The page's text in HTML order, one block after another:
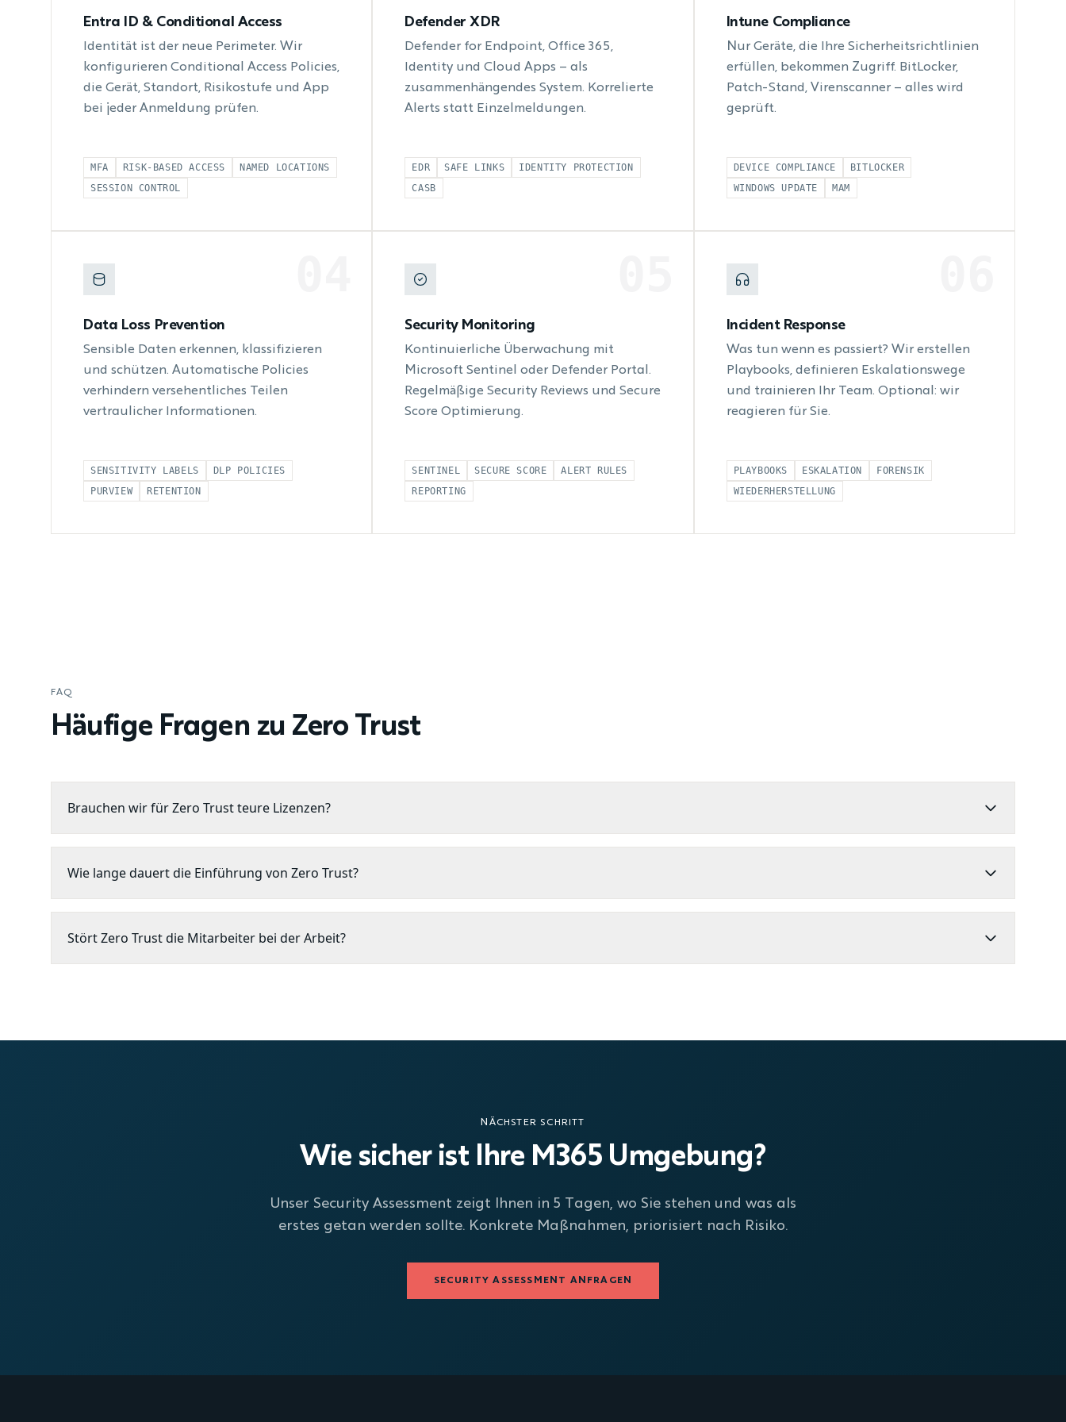
Entra ID & Conditional Access
Identität ist der neue Perimeter. Wir
konfigurieren Conditional Access Policies,
die Gerät, Standort, Risikostufe und App
bei jeder Anmeldung prüfen.
MFA RISK-BASED ACCESS
NAMED LOCATIONS
SESSION CONTROL
Defender XDR
Defender for Endpoint, Office 365,
Identity und Cloud Apps – als
zusammenhängendes System. Korrelierte
Alerts statt Einzelmeldungen.
EDR SAFE LINKS
IDENTITY PROTECTION
CASB
Intune Compliance
Nur Geräte, die Ihre Sicherheitsrichtlinien
erfüllen, bekommen Zugriff. BitLocker,
Patch-Stand, Virenscanner – alles wird
geprüft.
DEVICE COMPLIANCE
BITLOCKER
WINDOWS UPDATE
MAM
Data Loss Prevention
Sensible Daten erkennen, klassifizieren
und schützen. Automatische Policies
verhindern versehentliches Teilen
vertraulicher Informationen.
SENSITIVITY LABELS
DLP POLICIES
PURVIEW
RETENTION
Security Monitoring
Kontinuierliche Überwachung mit
Microsoft Sentinel oder Defender Portal.
Regelmäßige Security Reviews und Secure
Score Optimierung.
SENTINEL SECURE SCORE
ALERT RULES
REPORTING
Incident Response
Was tun wenn es passiert? Wir erstellen
Playbooks, definieren Eskalationswege
und trainieren Ihr Team. Optional: wir
reagieren für Sie.
PLAYBOOKS ESKALATION
FORENSIK
WIEDERHERSTELLUNG
FAQ
Häufige Fragen zu Zero Trust
Brauchen wir für Zero Trust teure Lizenzen?
Wie lange dauert die Einführung von Zero Trust?
Stört Zero Trust die Mitarbeiter bei der Arbeit?
NÄCHSTER SCHRITT
Wie sicher ist Ihre M365 Umgebung?
Unser Security Assessment zeigt Ihnen in 5 Tagen, wo Sie stehen und was als
erstes getan werden sollte. Konkrete Maßnahmen, priorisiert nach Risiko.
SECURITY ASSESSMENT ANFRAGEN